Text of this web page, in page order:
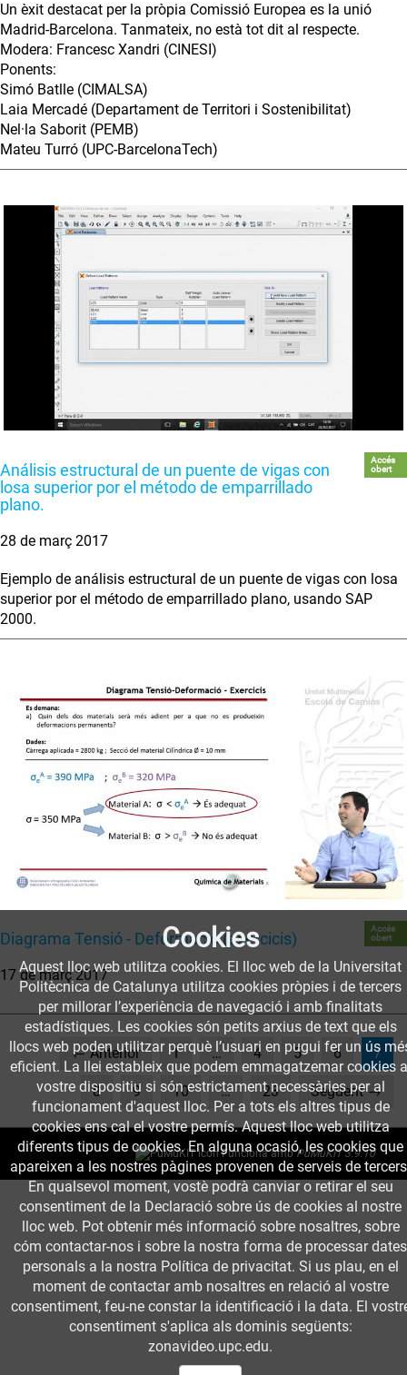
Un èxit destacat per la pròpia Comissió Europea es la unió
Madrid-Barcelona. Tanmateix, no està tot dit al respecte.
Modera: Francesc Xandri (CINESI)
Ponents:
Simó Batlle (CIMALSA)
Laia Mercadé (Departament de Territori i Sostenibilitat)
Nel·la Saborit (PEMB)
Mateu Turró (UPC-BarcelonaTech)
Análisis estructural de un puente de vigas con
losa superior por el método de emparrillado
plano.
Accés
obert
28 de març 2017
Ejemplo de análisis estructural de un puente de vigas con losa
superior por el método de emparrillado plano, usando SAP
2000.
Diagrama Tensió - Deformació (exercicis)
Accés
obert
17 de març 2017
← Anterior 1 … 4 5 6 7
8 9 10 … 23 Següent →
Cookies
Aquest lloc web utilitza cookies. El lloc web de la Universitat
Politècnica de Catalunya utilitza cookies pròpies i de tercers
per millorar l’experiència de navegació i amb finalitats
estadístiques. Les cookies són petits arxius de text que els
llocs web poden utilitzar perquè l’usuari en pugui fer un ús
eficient. La llei estableix que podem emmagatzemar cookies
vostre dispositiu si són estrictament necessàries per al
funcionament d'aquest lloc. Per a tots els altres tipus de
cookies ens cal el vostre permís. Aquest lloc web utilitza
diferents tipus de cookies. En alguna ocasió, les cookies que
apareixen a les nostres pàgines provenen de serveis de
En qualsevol moment, vostè podrà canviar o retirar el seu
consentiment de la Declaració sobre ús de cookies al nostre
lloc web. Pot obtenir més informació sobre nosaltres, sobre
cóm contactar-nos i sobre la nostra forma de processar dates
personals a la nostra Política de privacitat. Si us plau, en el
moment de contactar amb nosaltres en relació al vostre
consentiment, feu-ne constar la identificació i la data. El
consentiment s'aplica als dominis següents:
zonavideo.upc.edu.
Funciona ambPuMuKIT 3.9.10